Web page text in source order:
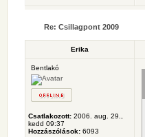
Re: Csillagpont 2009
Erika
Bentlakó
Csatlakozott: 2006. aug. 29.,
kedd 09:37
Hozzászólások: 6093